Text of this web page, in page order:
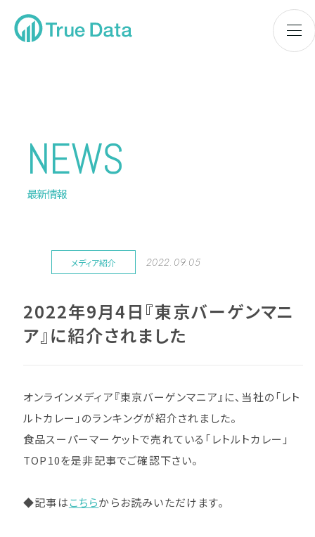
NEWS
最新情報
メディア紹介 2022.09.05
2022年9月4日『東京バーゲンマニ
ア』に紹介されました
オンラインメディア『東京バーゲンマニア』に、当社の「レト
ルトカレー」のランキングが紹介されました。
食品スーパーマーケットで売れている「レトルトカレー」
TOP10を是非記事でご確認下さい。
◆記事はこちらからお読みいただけます。